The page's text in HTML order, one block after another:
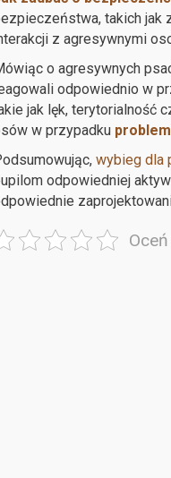
takich jak
z agresywnymi
o agresywnych
odpowiednio w
jak lęk, terytorialność
w przypadku
wybieg dla
odpowiedniej